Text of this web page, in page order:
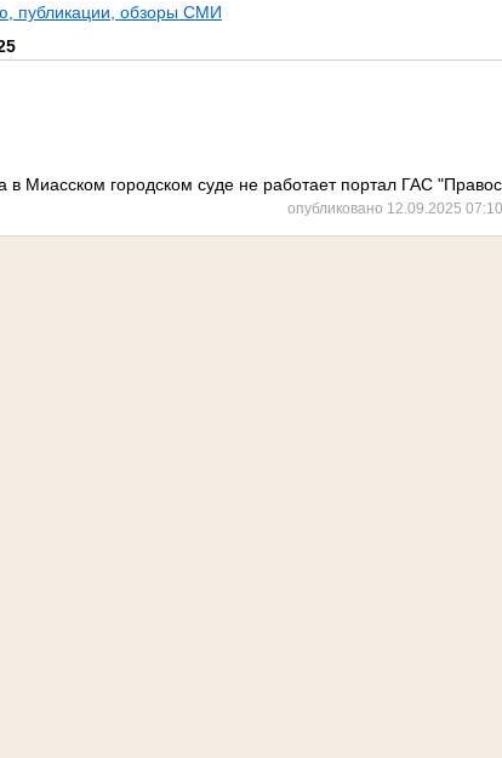
публикации, обзоры СМИ
в Миасском городском суде не работает портал ГАС
опубликовано 12.09.2025